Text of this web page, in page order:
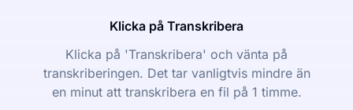
Klicka på Transkribera
Klicka på 'Transkribera' och vänta på
transkriberingen. Det tar vanligtvis mindre än
en minut att transkribera en fil på 1 timme.